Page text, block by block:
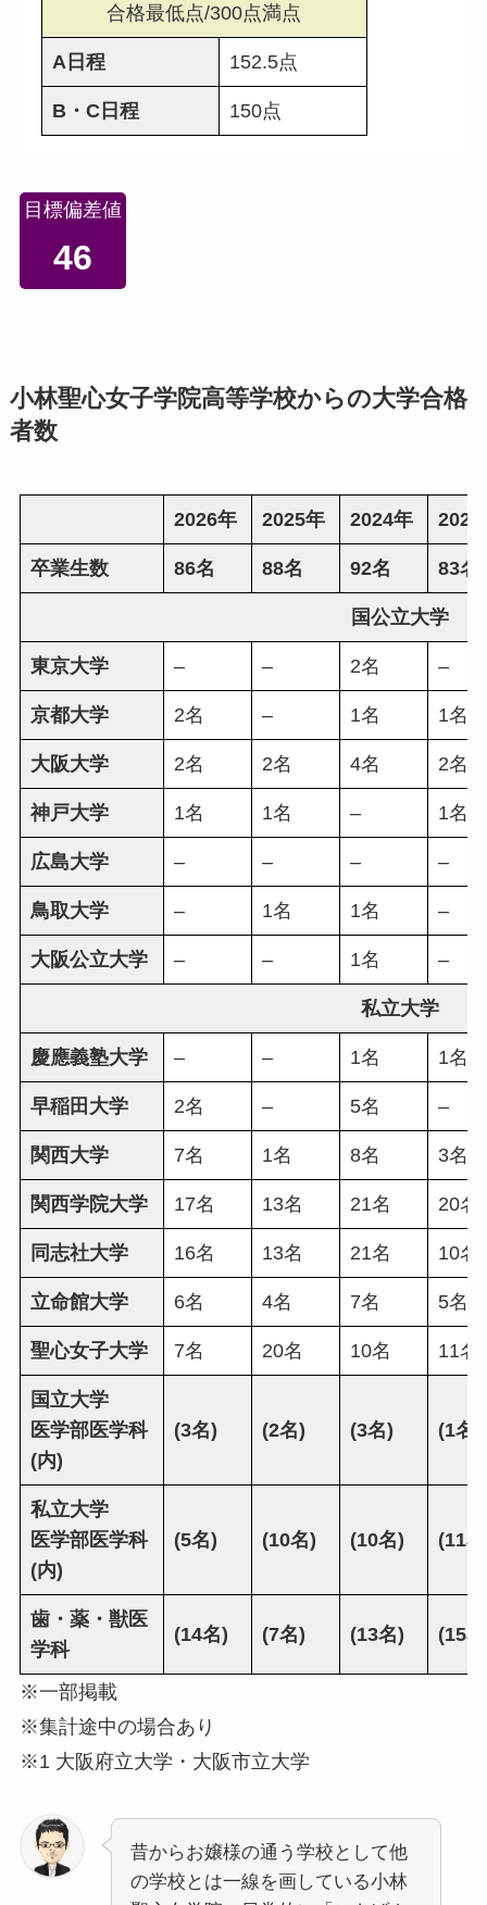
合格最低点/300点満点
A日程 152.5点
B・C日程 150点
目標偏差値
46
小林聖心女子学院高等学校からの大学合格
者数
2026年 2025年 2024年 2023
卒業生数 86名 88名 92名 83名
国公立大学
東京大学 – – 2名 –
京都大学 2名 – 1名 1名
大阪大学 2名 2名 4名 2名
神戸大学 1名 1名 – 1名
広島大学 – – – –
鳥取大学 – 1名 1名 –
大阪公立大学 – – 1名 –
私立大学
慶應義塾大学 – – 1名 1名
早稲田大学 2名 – 5名 –
関西大学 7名 1名 8名 3名
関西学院大学 17名 13名 21名 20名
同志社大学 16名 13名 21名 10名
立命館大学 6名 4名 7名 5名
聖心女子大学 7名 20名 10名 11名
国立大学
医学部医学科
(内)
(3名) (2名) (3名) (1名)
私立大学
医学部医学科
(内)
(5名) (10名) (10名) (11
歯・薬・獣医
学科
(14名) (7名) (13名) (15
※一部掲載
※集計途中の場合あり
※1 大阪府立大学・大阪市立大学
昔からお嬢様の通う学校として他
の学校とは一線を画している小林